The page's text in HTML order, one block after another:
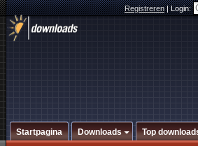
Registreren|Login:
Startpagina Downloads Top